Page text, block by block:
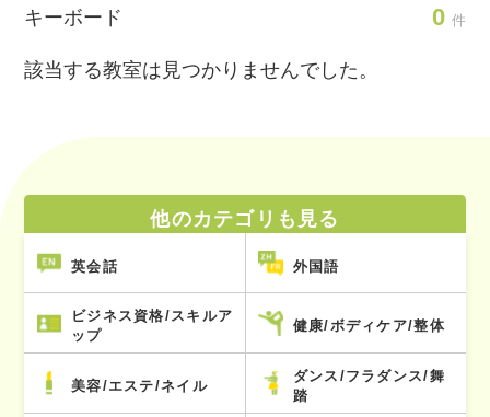
キーボード 0 件
該当する教室は見つかりませんでした。
他のカテゴリも見る
英会話 外国語
ビジネス資格/スキルア
ップ
健康/ボディケア/整体
美容/エステ/ネイル
ダンス/フラダンス/舞
踏